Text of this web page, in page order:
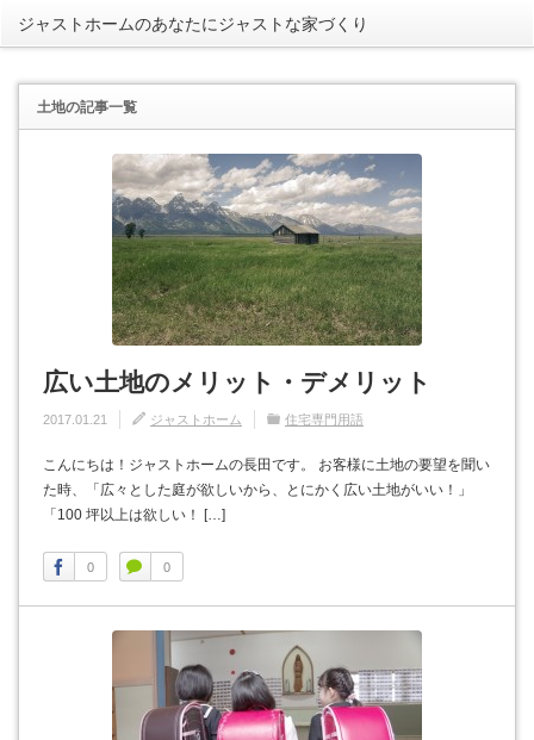
ジャストホームのあなたにジャストな家づくり
土地の記事一覧
広い土地のメリット・デメリット
2017.01.21 ジャストホーム 住宅専門用語
こんにちは！ジャストホームの長田です。 お客様に土地の要望を聞い
た時、「広々とした庭が欲しいから、とにかく広い土地がいい！」
「100 坪以上は欲しい！ […]
0 0